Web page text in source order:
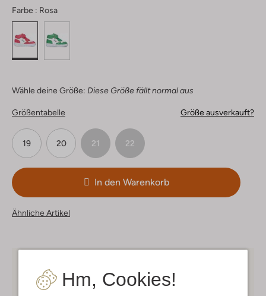
Hm, Cookies!
Farbe : Rosa
Wähle deine Größe: Diese Größe fällt normal aus
Größentabelle Größe ausverkauft?
19 20 21 22
In den Warenkorb
Ähnliche Artikel
Kostenloser Versand
Mitglieder in Deutschland